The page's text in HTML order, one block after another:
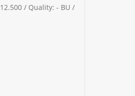
12.500 / Quality: - BU /